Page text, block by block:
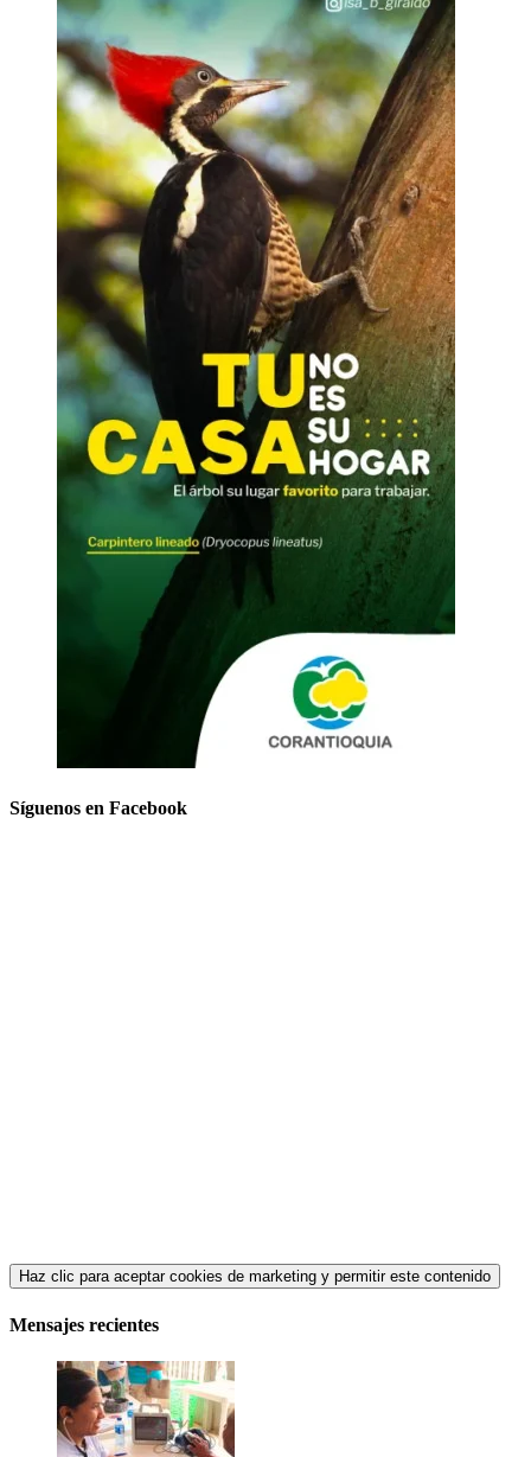
Síguenos en Facebook
Haz clic para aceptar cookies de marketing y permitir este contenido
Mensajes recientes